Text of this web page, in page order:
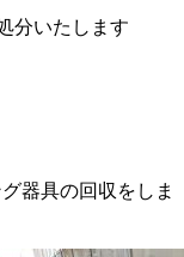
器具の回収をしま